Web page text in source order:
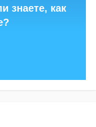
знаете, как